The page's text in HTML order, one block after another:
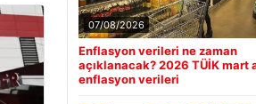
07/08/2026
Enflasyon verileri ne zaman
açıklanacak? 2026 TÜİK mart
enflasyon verileri